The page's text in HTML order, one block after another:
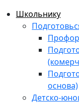
Школьнику
основа)
Детско-